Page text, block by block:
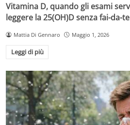
Vitamina D, quando gli esami
leggere la 25(OH)D senza fai-da-te
Mattia Di Gennaro Maggio 1, 2026
Leggi di più